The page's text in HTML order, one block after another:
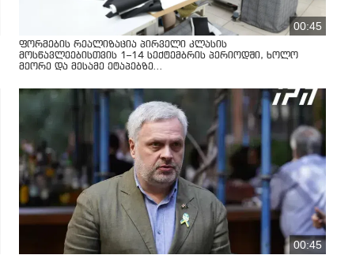
00:45
ფორმების რეალიზაცია პირველი კლასის
მოსწავლეებისთვის 1–14 სექტემბრის პერიოდში, ხოლო
მეორე და მესამე ეტაპებზე...
00:45